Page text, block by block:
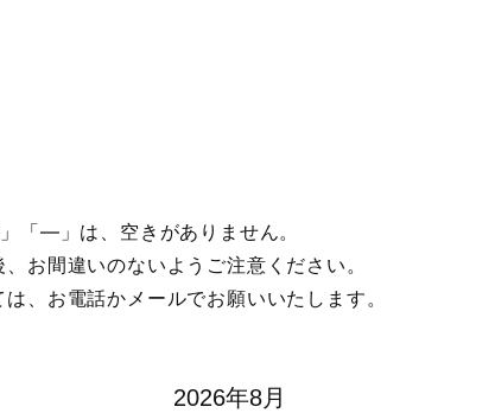
「―」は、空きがありません。
お間違いのないようご注意ください。
、お電話かメールでお願いいたします。
2026年8月